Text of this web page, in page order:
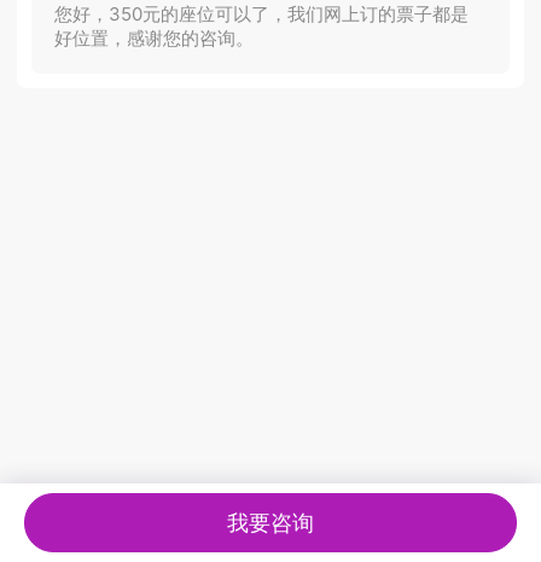
您好，350元的座位可以了，我们网上订的票子都是
好位置，感谢您的咨询。
我要咨询